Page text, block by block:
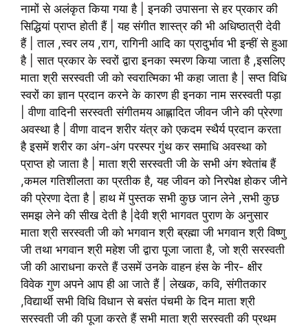
नामों से अलंकृत किया गया है | इनकी उपासना से हर प्रकार की
सिद्धियां प्राप्त होती हैं | यह संगीत शास्त्र की भी अधिष्ठात्री देवी
हैं | ताल ,स्वर लय ,राग, रागिनी आदि का प्रादुर्भाव भी इन्हीं से हुआ
है | सात प्रकार के स्वरों द्वारा इनका स्मरण किया जाता है ,इसलिए
माता श्री सरस्वती जी को स्वरात्मिका भी कहा जाता है | सप्त विधि
स्वरों का ज्ञान प्रदान करने के कारण ही इनका नाम सरस्वती पड़ा
| वीणा वादिनी सरस्वती संगीतमय आह्लादित जीवन जीने की प्रेरणा
अवस्था है | वीणा वादन शरीर यंत्र को एकदम स्थैर्य प्रदान करता
है इसमें शरीर का अंग-अंग परस्पर गुंथ कर समाधि अवस्था को
प्राप्त हो जाता है | माता श्री सरस्वती जी के सभी अंग श्वेतांब हैं
,कमल गतिशीलता का प्रतीक है, यह जीवन को निरपेक्ष होकर जीने
की प्रेरणा देता है | हाथ में पुस्तक सभी कुछ जान लेने ,सभी कुछ
समझ लेने की सीख देती है |देवी श्री भागवत पुराण के अनुसार
माता श्री सरस्वती जी को भगवान श्री ब्रह्मा जी भगवान श्री विष्णु
जी तथा भगवान श्री महेश जी द्वारा पूजा जाता है, जो श्री सरस्वती
जी की आराधना करते हैं उसमें उनके वाहन हंस के नीर- क्षीर
विवेक गुण अपने आप ही आ जाते हैं | लेखक, कवि, संगीतकार
,विद्यार्थी सभी विधि विधान से बसंत पंचमी के दिन माता श्री
सरस्वती जी की पूजा करते हैं सभी माता श्री सरस्वती की प्रथम